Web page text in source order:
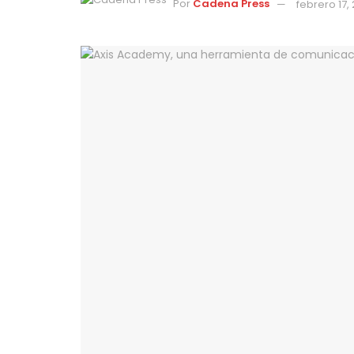
Por Cadena Press febrero 17,